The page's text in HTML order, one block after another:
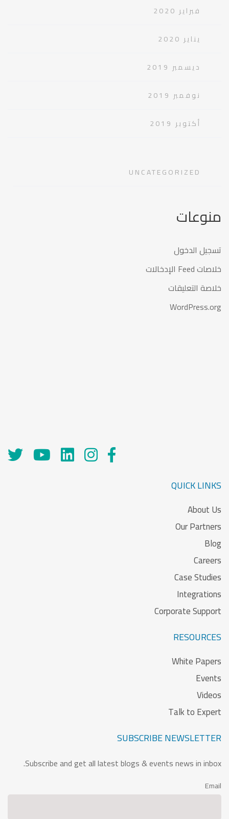
فبراير 2020
يناير 2020
ديسمبر 2019
نوفمبر 2019
أكتوبر 2019
UNCATEGORIZED
منوعات
تسجيل الدخول
خلاصات Feed الإدخالات
خلاصة التعليقات
WordPress.org
QUICK LINKS
About Us
Our Partners
Blog
Careers
Case Studies
Integrations
Corporate Support
RESOURCES
White Papers
Events
Videos
Talk to Expert
SUBSCRIBE NEWSLETTER
Subscribe and get all latest blogs & events news in inbox.
Email